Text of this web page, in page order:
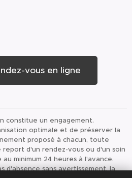
vous en ligne
constitue un engagement.
optimale et de préserver la
proposé à chacun, toute
d'un rendez-vous ou d'un soin
minimum 24 heures à l'avance.
d'absence sans avertissement, la